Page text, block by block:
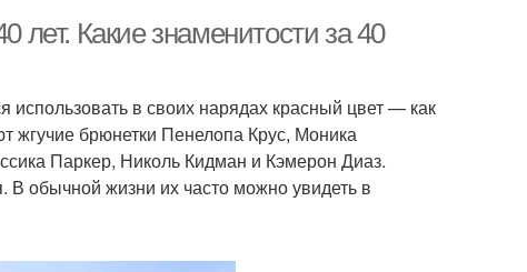
Какие знаменитости за 40
в своих нарядах красный цвет — как
жгучие брюнетки Пенелопа Крус, Моника
Паркер, Николь Кидман и Кэмерон Диаз.
В обычной жизни их часто можно увидеть в